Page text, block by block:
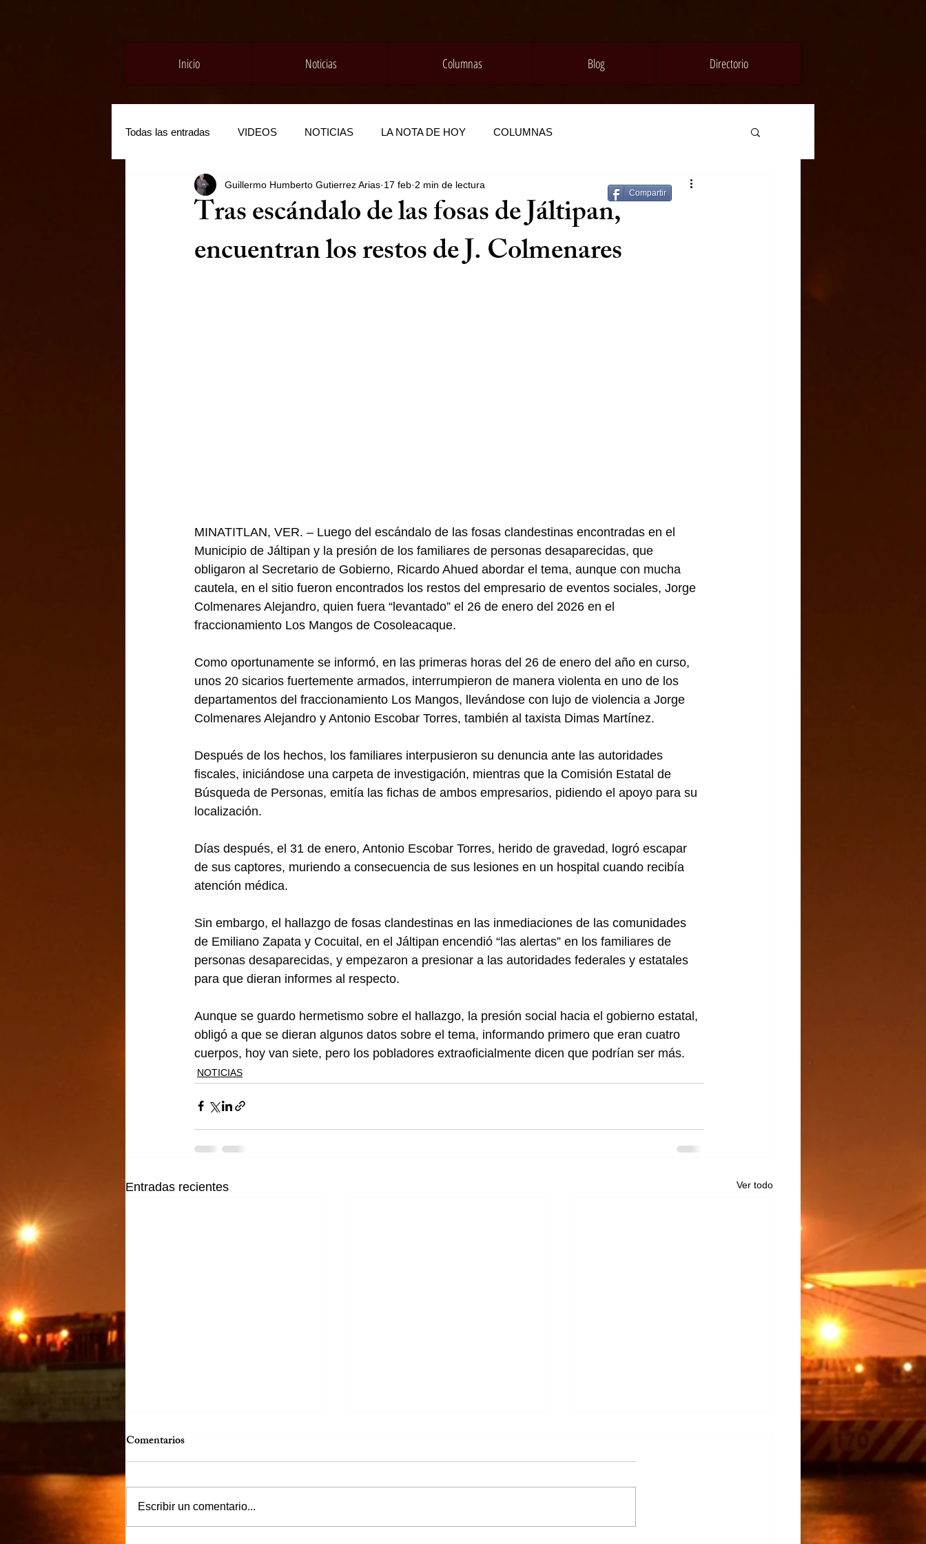
Inicio Noticias Columnas Blog Directorio
Todas las entradas VIDEOS NOTICIAS LA NOTA DE HOY COLUMNAS
Tras escándalo de las fosas de Jáltipan,
encuentran los restos de J. Colmenares
Guillermo Humberto Gutierrez Arias 17 feb 2 min de lectura
MINATITLAN, VER. – Luego del escándalo de las fosas clandestinas encontradas en el
Municipio de Jáltipan y la presión de los familiares de personas desaparecidas, que
obligaron al Secretario de Gobierno, Ricardo Ahued abordar el tema, aunque con mucha
cautela, en el sitio fueron encontrados los restos del empresario de eventos sociales, Jorge
Colmenares Alejandro, quien fuera “levantado” el 26 de enero del 2026 en el
fraccionamiento Los Mangos de Cosoleacaque.
Como oportunamente se informó, en las primeras horas del 26 de enero del año en curso,
unos 20 sicarios fuertemente armados, interrumpieron de manera violenta en uno de los
departamentos del fraccionamiento Los Mangos, llevándose con lujo de violencia a Jorge
Colmenares Alejandro y Antonio Escobar Torres, también al taxista Dimas Martínez.
Después de los hechos, los familiares interpusieron su denuncia ante las autoridades
fiscales, iniciándose una carpeta de investigación, mientras que la Comisión Estatal de
Búsqueda de Personas, emitía las fichas de ambos empresarios, pidiendo el apoyo para su
localización.
Días después, el 31 de enero, Antonio Escobar Torres, herido de gravedad, logró escapar
de sus captores, muriendo a consecuencia de sus lesiones en un hospital cuando recibía
atención médica.
Sin embargo, el hallazgo de fosas clandestinas en las inmediaciones de las comunidades
de Emiliano Zapata y Cocuital, en el Jáltipan encendió “las alertas” en los familiares de
personas desaparecidas, y empezaron a presionar a las autoridades federales y estatales
para que dieran informes al respecto.
Aunque se guardo hermetismo sobre el hallazgo, la presión social hacia el gobierno estatal,
obligó a que se dieran algunos datos sobre el tema, informando primero que eran cuatro
cuerpos, hoy van siete, pero los pobladores extraoficialmente dicen que podrían ser más.
NOTICIAS
Entradas recientes Ver todo
Comentarios
Escribir un comentario...
Compartir